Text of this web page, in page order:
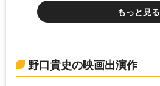
もっと見る
野口貴史の映画出演作